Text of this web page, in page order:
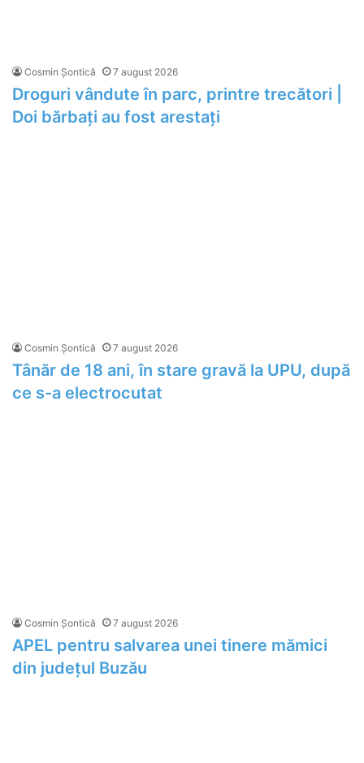
Cosmin Șontică 7 august 2026
Droguri vândute în parc, printre trecători |
Doi bărbați au fost arestați
Cosmin Șontică 7 august 2026
Tânăr de 18 ani, în stare gravă la UPU, după
ce s-a electrocutat
Cosmin Șontică 7 august 2026
APEL pentru salvarea unei tinere mămici
din județul Buzău